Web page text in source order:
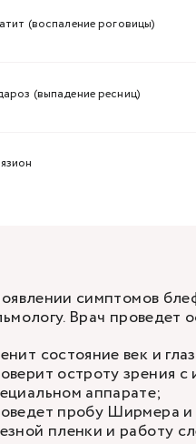
(воспаление роговицы)
(выпадение ресниц)
симптомов
Врач проведет
состояние век и
остроту зрения
аппарате;
пробу Ширмера
пленки и работу